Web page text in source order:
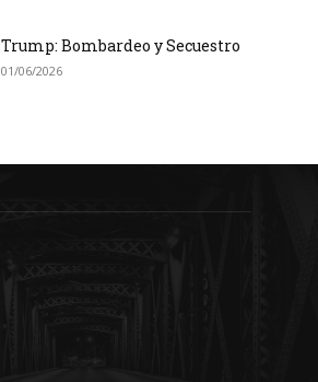
Trump: Bombardeo y Secuestro
01/06/2026